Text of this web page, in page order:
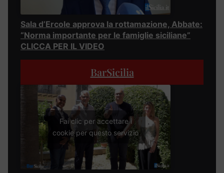
Sala d’Ercole approva la rottamazione, Abbate:
“Norma importante per le famiglie siciliane”
CLICCA PER IL VIDEO
BarSicilia
Fai clic per accettare i
cookie per questo servizio